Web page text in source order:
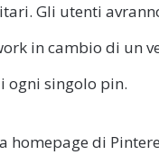
Gli utenti
in cambio di un
singolo pin.
homepage di